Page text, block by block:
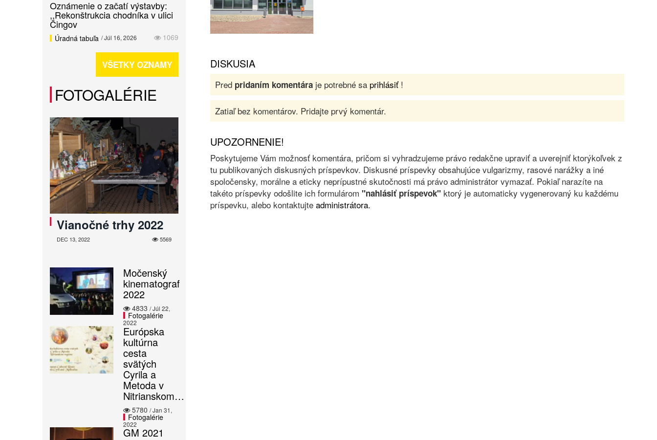
DISKUSIA
Pred pridaním komentáraje potrebné sa prihlásiť!
Zatiaľ bez komentárov. Pridajte prvý komentár.
UPOZORNENIE!
Poskytujeme Vám možnosť komentára, pričom si vyhradzujeme právo redakčne upraviť a uverejniť ktorýkoľvek z
tu publikovaných diskusných príspevkov. Diskusné príspevky obsahujúce vulgarizmy, rasové narážky a iné
spoločensky, morálne a eticky neprípustné skutočnosti má právo administrátor vymazať. Pokiaľ narazíte na
takéto príspevky odošlite ich formulárom "nahlásiť príspevok"ktorý je automaticky vygenerovaný ku každému
príspevku, alebo kontaktujte administrátora.
Oznámenie o začatí výstavby:
,,Rekonštrukcia chodníka v ulici
Čingov
1069
Úradná tabuľa / Júl 16, 2026
VŠETKY OZNAMY
FOTOGALÉRIE
Vianočné trhy 2022
5569
DEC 13, 2022
Močenský
kinematograf
2022
4833
Fotogalérie
/ Júl 22,
2022
Európska
kultúrna
cesta
svätých
Cyrila a
Metoda v
Nitrianskom…
5780
Fotogalérie
/ Jan 31,
2022
GM 2021